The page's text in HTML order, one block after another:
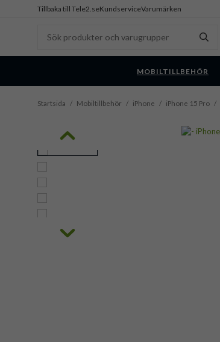
Tillbaka till Tele2.seKundserviceVarumärken
MOBILTILLBEHÖR
Startsida / Mobiltillbehör / iPhone / iPhone 15 Pro /